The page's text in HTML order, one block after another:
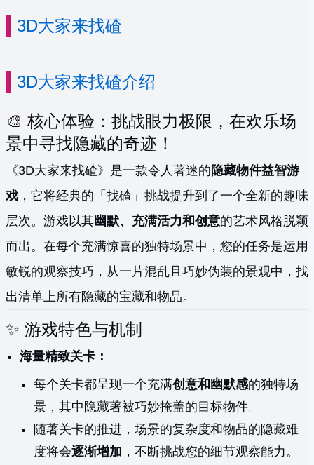
3D大家来找碴
3D大家来找碴介绍
🎨 核心体验：挑战眼力极限，在欢乐场
景中寻找隐藏的奇迹！
《3D大家来找碴》是一款令人著迷的隐藏物件益智游
戏 ，它将经典的「找碴」挑战提升到了一个全新的趣味
层次。游戏以其幽默、充满活力和创意的艺术风格脱颖
而出。在每个充满惊喜的独特场景中，您的任务是运用
敏锐的观察技巧，从一片混乱且巧妙伪装的景观中，找
出清单上所有隐藏的宝藏和物品。
✨ 游戏特色与机制
海量精致关卡：
每个关卡都呈现一个充满创意和幽默感的独特场
景，其中隐藏著被巧妙掩盖的目标物件。
随著关卡的推进，场景的复杂度和物品的隐藏难
度将会逐渐增加 ，不断挑战您的细节观察能力。